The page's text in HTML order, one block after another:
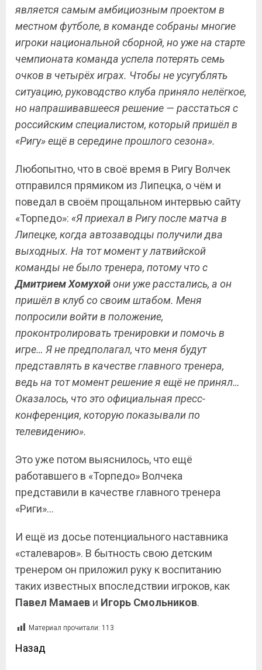
является самым амбициозным проектом в
местном футболе, в команде собраны многие
игроки национальной сборной, но уже на старте
чемпионата команда успела потерять семь
очков в четырёх играх. Чтобы не усугублять
ситуацию, руководство клуба приняло нелёгкое,
но напрашивавшееся решение — расстаться с
российским специалистом, который пришёл в
«Ригу» ещё в середине прошлого сезона».
Любопытно, что в своё время в Ригу Волчек
отправился прямиком из Липецка, о чём и
поведал в своём прощальном интервью сайту
«Торпедо»: «Я приехал в Ригу после матча в
Липецке, когда автозаводцы получили два
выходных. На тот момент у латвийской
команды не было тренера, потому что с
Дмитрием Хомухойони уже расстались, а он
пришёл в клуб со своим штабом. Меня
попросили войти в положение,
проконтролировать тренировки и помочь в
игре… Я не предполагал, что меня будут
представлять в качестве главного тренера,
ведь на тот момент решение я ещё не принял…
Оказалось, что это официальная пресс-
конференция, которую показывали по
телевидению».
Это уже потом выяснилось, что ещё
работавшего в «Торпедо» Волчека
представили в качестве главного тренера
«Риги»…
И ещё из досье потенциального наставника
«сталеваров». В бытность свою детским
тренером он приложил руку к воспитанию
таких известных впоследствии игроков, как
Павел Мамаев и Игорь Смольников.
Материал прочитали: 113
Назад